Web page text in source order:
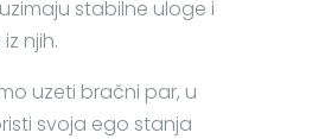
stabilne uloge i
njih.
uzeti bračni par, u
svoja ego stanja